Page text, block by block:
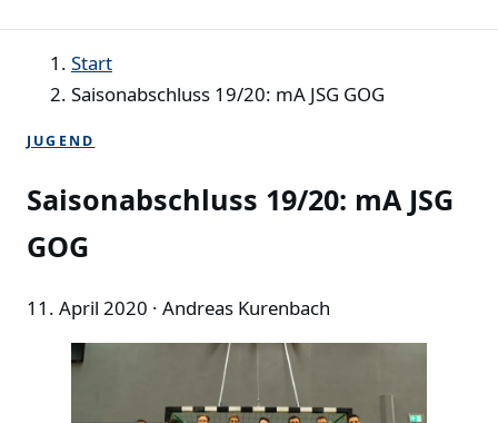
Start
Saisonabschluss 19/20: mA JSG GOG
JUGEND
Saisonabschluss 19/20: mA JSG
GOG
11. April 2020 · Andreas Kurenbach